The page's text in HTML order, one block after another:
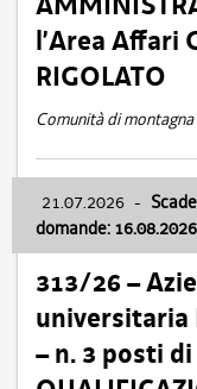
l’Area Affari
RIGOLATO
Comunità di montagna
21.07.2026 -
domande: 16.08.2026
313/26 –
universitaria
– n. 3 posti di